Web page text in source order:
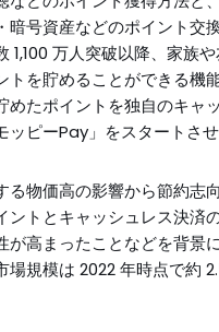
暗号資産などのポイント交
1,100 万人突破以降、家族
トを貯めることができる機
めたポイントを独自のキャ
ッピーPay」をスタートさせ
る物価高の影響から節約志
ントとキャッシュレス決済
が高まったことなどを背景
場規模は 2022 年時点で約